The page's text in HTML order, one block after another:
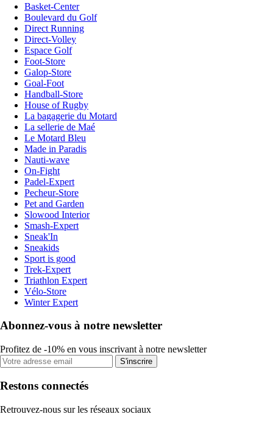
Basket-Center
Boulevard du Golf
Direct Running
Direct-Volley
Espace Golf
Foot-Store
Galop-Store
Goal-Foot
Handball-Store
House of Rugby
La bagagerie du Motard
La sellerie de Maé
Le Motard Bleu
Made in Paradis
Nauti-wave
On-Fight
Padel-Expert
Pecheur-Store
Pet and Garden
Slowood Interior
Smash-Expert
Sneak'In
Sneakids
Sport is good
Trek-Expert
Triathlon Expert
Vélo-Store
Winter Expert
Abonnez-vous à notre newsletter
Profitez de -10% en vous inscrivant à notre newsletter
S'inscrire
Restons connectés
Retrouvez-nous sur les réseaux sociaux